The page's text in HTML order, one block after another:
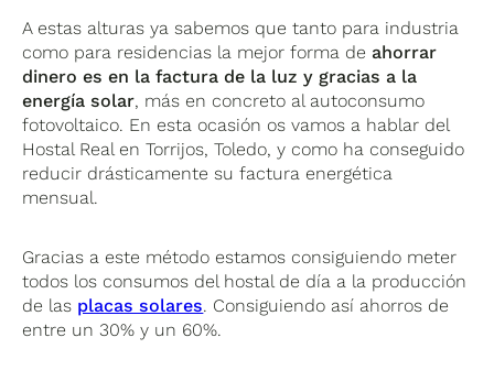
A estas alturas ya sabemos que tanto para industria
como para residencias la mejor forma de ahorrar
dinero es en la factura de la luz y gracias a la
energía solar, más en concreto al autoconsumo
fotovoltaico. En esta ocasión os vamos a hablar del
Hostal Real en Torrijos, Toledo, y como ha conseguido
reducir drásticamente su factura energética
mensual.
Gracias a este método estamos consiguiendo meter
todos los consumos del hostal de día a la producción
de las placas solares. Consiguiendo así ahorros de
entre un 30% y un 60%.